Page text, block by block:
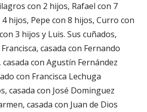
con 2 hijos, Rafael con 7
hijos, Pepe con 8 hijos, Curro con
3 hijos y Luis. Sus cuñados,
casada con Fernando
casada con Agustín Fernández
con Francisca Lechuga
casada con José Dominguez
casada con Juan de Dios